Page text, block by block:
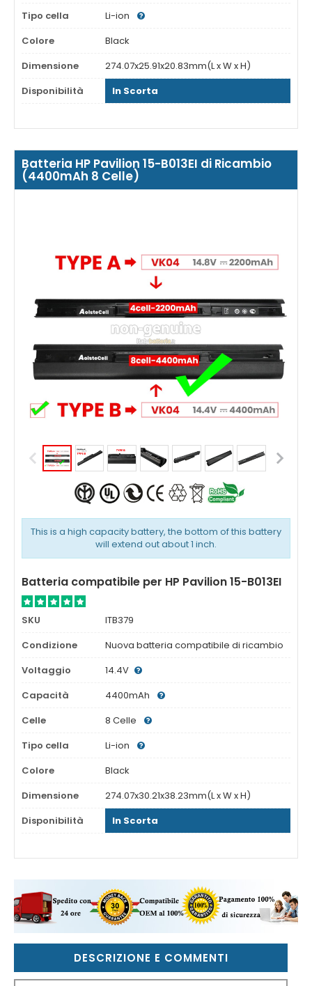
Tipo cella
Li-ion
Colore
Black
Dimensione
274.07x25.91x20.83mm(L x W x H)
Disponibilità
In Scorta
Batteria HP Pavilion 15-B013EI di Ricambio
(4400mAh 8 Celle)
This is a high capacity battery, the bottom of this battery
will extend out about 1 inch.
Batteria compatibile per HP Pavilion 15-B013EI
SKU
ITB379
Condizione
Nuova batteria compatibile di ricambio
Voltaggio
14.4V
Capacità
4400mAh
Celle
8 Celle
Tipo cella
Li-ion
Colore
Black
Dimensione
274.07x30.21x38.23mm(L x W x H)
Disponibilità
In Scorta
DESCRIZIONE E COMMENTI